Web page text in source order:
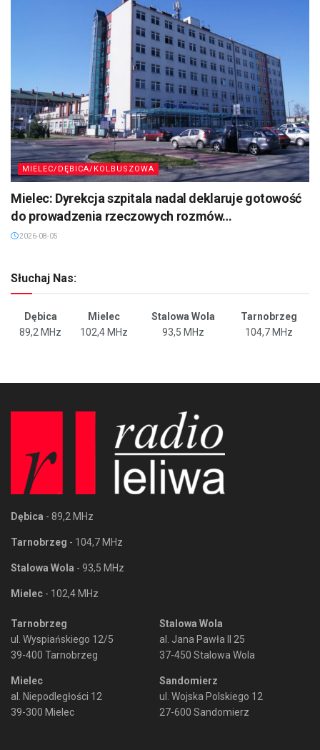
MIELEC/DĘBICA/KOLBUSZOWA
Mielec: Dyrekcja szpitala nadal deklaruje gotowość
do prowadzenia rzeczowych rozmów…
2026-08-05
Słuchaj Nas:
Dębica Mielec Stalowa Wola
Tarnobrzeg
89,2 MHz
102,4 MHz 93,5 MHz 104,7 MHz
Dębica - 89,2 MHz
Tarnobrzeg - 104,7 MHz
Stalowa Wola - 93,5 MHz
Mielec - 102,4 MHz
Tarnobrzeg
ul. Wyspiańskiego 12/5
39-400 Tarnobrzeg
Mielec
al. Niepodległości 12
39-300 Mielec
Stalowa Wola
al. Jana Pawła II 25
37-450 Stalowa Wola
Sandomierz
ul. Wojska Polskiego 12
27-600 Sandomierz